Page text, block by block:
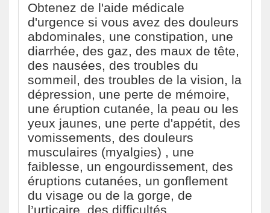
Obtenez de l'aide médicale
d'urgence si vous avez des douleurs
abdominales, une constipation, une
diarrhée, des gaz, des maux de tête,
des nausées, des troubles du
sommeil, des troubles de la vision, la
dépression, une perte de mémoire,
une éruption cutanée, la peau ou les
yeux jaunes, une perte d'appétit, des
vomissements, des douleurs
musculaires (myalgies) , une
faiblesse, un engourdissement, des
éruptions cutanées, un gonflement
du visage ou de la gorge, de
l’urticaire, des difficultés